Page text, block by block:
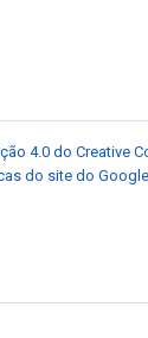
4.0 do Creative
do site do